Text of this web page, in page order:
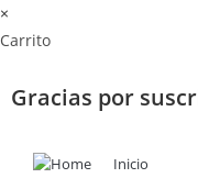
×
Carrito
Gracias por
Inicio